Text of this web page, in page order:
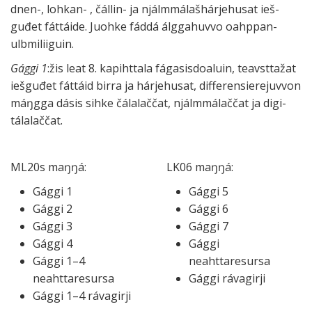
dnen-, loh­kan- , čál­lin- ja njálmmá­laš­hárje­husat ieš­
guđet fát­táide. Juohke fáddá álgga­huvvo oahp­pan­
ulbmi­lii­guin.
Gággi 1:žis leat8. kapiht­tala fága­sis­doa­luin, teavstta­žat
ieš­guđet fát­táid birra ja hárje­husat, diffe­ren­siere­juv­von
máŋgga dásis sihke čála­lač­čat, njálmmá­lač­čat ja digi­
tála­lač­čat.
ML20s maŋŋá:
Gággi 1
Gággi 2
Gággi 3
Gággi 4
Gággi 1–4
neahttaresursa
Gággi 1–4 rávagirji
LK06 maŋŋá:
Gággi 5
Gággi 6
Gággi 7
Gággi
neahttaresursa
Gággi rávagirji